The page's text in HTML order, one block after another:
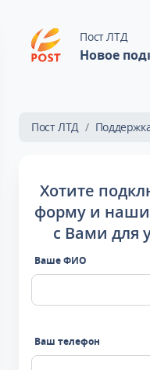
Пост ЛТД
Новое
Пост ЛТД
Хотите
форму и наши
с Вами для
Ваше ФИО
Ваш телефон